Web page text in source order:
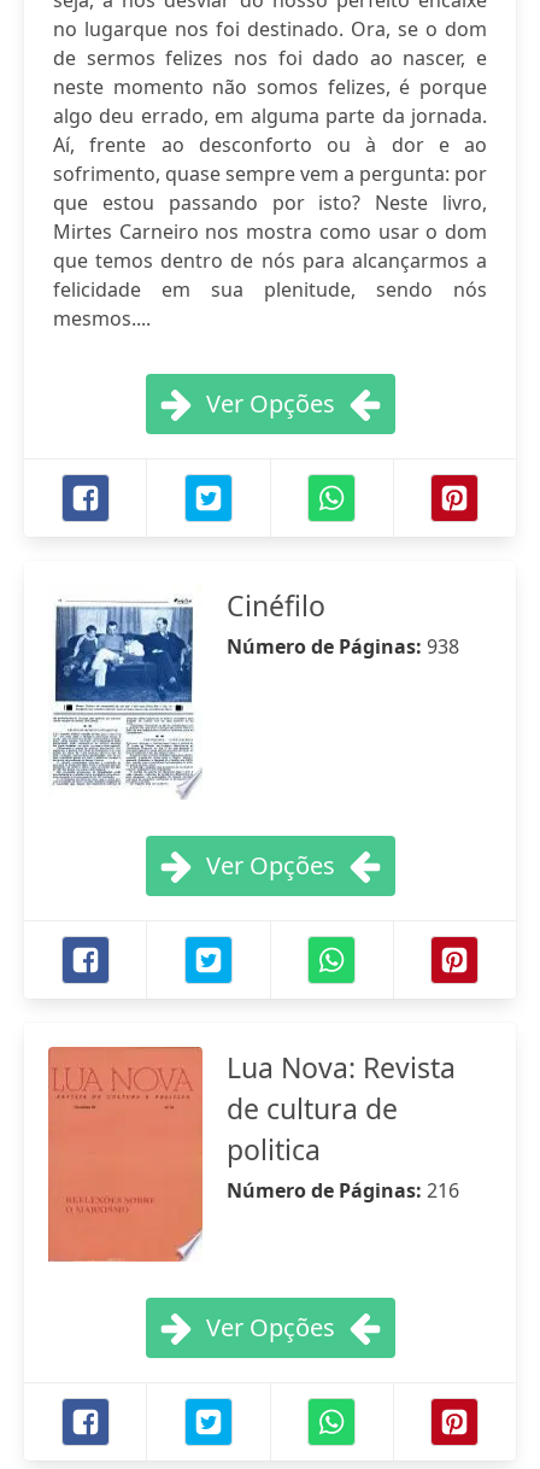
no lugarque nos foi destinado. Ora, se o dom
de sermos felizes nos foi dado ao nascer, e
neste momento não somos felizes, é porque
algo deu errado, em alguma parte da jornada.
Aí, frente ao desconforto ou à dor e ao
sofrimento, quase sempre vem a pergunta: por
que estou passando por isto? Neste livro,
Mirtes Carneiro nos mostra como usar o dom
que temos dentro de nós para alcançarmos a
felicidade em sua plenitude, sendo nós
mesmos....
Ver Opções
Cinéfilo
Número de Páginas: 938
Ver Opções
Lua Nova: Revista
de cultura de
politica
Número de Páginas: 216
Ver Opções